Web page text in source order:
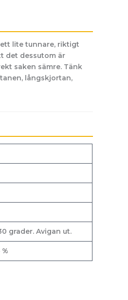
lite tunnare, riktigt
det dessutom är
saken sämre. Tänk
långskjortan,
grader. Avigan ut.